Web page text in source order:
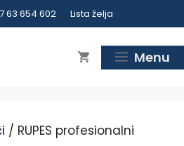
63 654 602 Lista želja
Menu
/ RUPES profesionalni